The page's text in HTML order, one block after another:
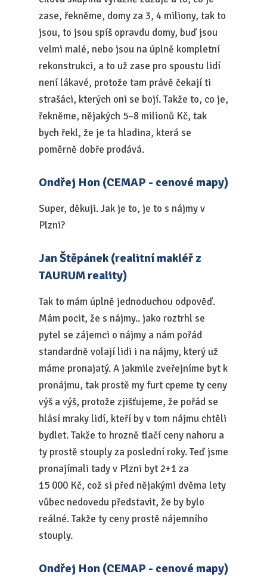
zase, řekněme, domy za 3, 4 miliony, tak to
jsou, to jsou spíš opravdu domy, buď jsou
velmi malé, nebo jsou na úplně kompletní
rekonstrukci, a to už zase pro spoustu lidí
není lákavé, protože tam právě čekají ti
strašáci, kterých oni se bojí. Takže to, co je,
řekněme, nějakých 5–8 milionů Kč, tak
bych řekl, že je ta hladina, která se
poměrně dobře prodává.
Ondřej Hon (CEMAP - cenové mapy)
Super, děkuji. Jak je to, je to s nájmy v
Plzni?
Jan Štěpánek (realitní makléř z
TAURUM reality)
Tak to mám úplně jednoduchou odpověď.
Mám pocit, že s nájmy.. jako roztrhl se
pytel se zájemci o nájmy a nám pořád
standardně volají lidi i na nájmy, který už
máme pronajatý. A jakmile zveřejníme byt k
pronájmu, tak prostě my furt cpeme ty ceny
výš a výš, protože zjišťujeme, že pořád se
hlásí mraky lidí, kteří by v tom nájmu chtěli
bydlet. Takže to hrozně tlačí ceny nahoru a
ty prostě stouply za poslední roky. Teď jsme
pronajímali tady v Plzni byt 2+1 za
15 000 Kč, což si před nějakými dvěma lety
vůbec nedovedu představit, že by bylo
reálné. Takže ty ceny prostě nájemního
stouply.
Ondřej Hon (CEMAP - cenové mapy)